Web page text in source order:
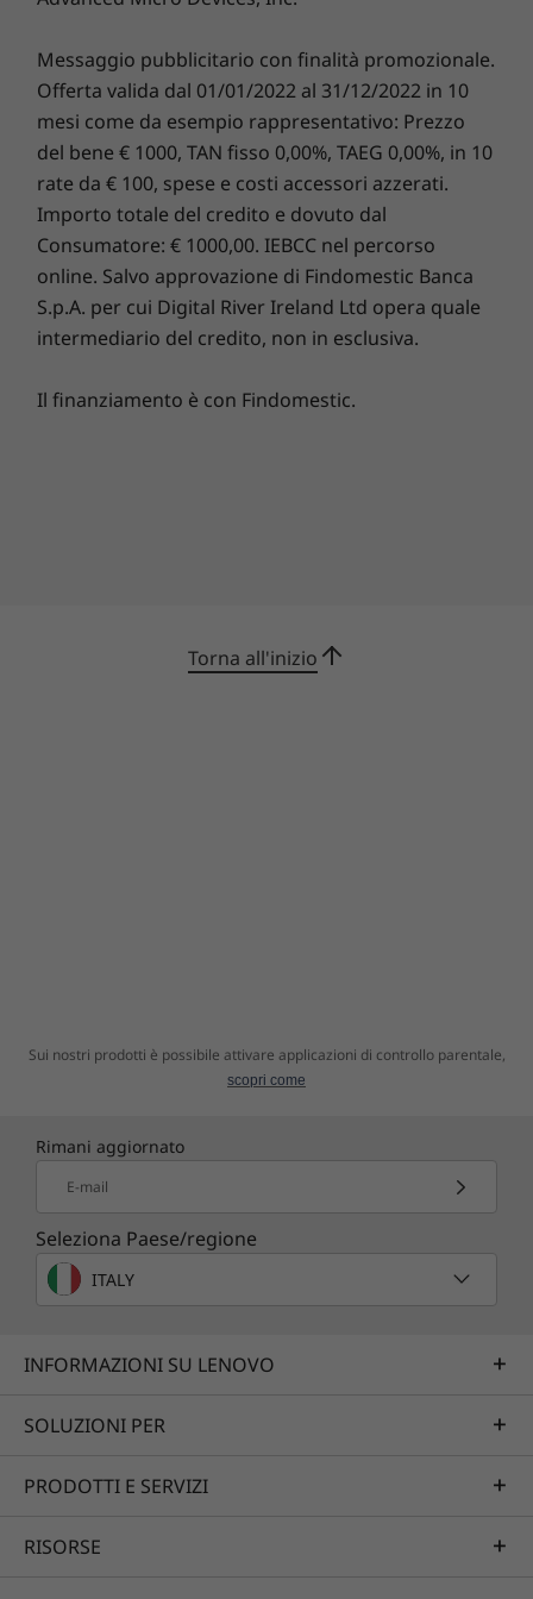
Protect your fleet
Using hardware-based Trusted Platform
Module (TPM) 2.0, ThinkSmart Manager allows
your IT personnel to protect each device with
Lenovo Secure Authentication. They can
elevate security with BIOS/SVP change
management, proactively remove blockers,
and prevent unwanted access to a device with
remote blocking of USB ports and USB Boot
will ensure your IT group remains efficient.
*Please contact your Lenovo Sales Representative for full
*Units shipped to certain countries need to install client
Manager.
Messaggio pubblicitario con finalità promozionale.
Offerta valida dal 01/01/2022 al 31/12/2022 in 10
mesi come da esempio rappresentativo: Prezzo
del bene € 1000, TAN fisso 0,00%, TAEG 0,00%, in 10
rate da € 100, spese e costi accessori azzerati.
Importo totale del credito e dovuto dal
Consumatore: € 1000,00. IEBCC nel percorso
online. Salvo approvazione di Findomestic Banca
S.p.A. per cui Digital River Ireland Ltd opera quale
intermediario del credito, non in esclusiva.
Il finanziamento è con Findomestic.
Torna all'inizio
Sui nostri prodotti è possibile attivare applicazioni di controllo parentale,
scopri come
Rimani aggiornato
E-mail
Seleziona Paese/regione
ITALY
INFORMAZIONI SU LENOVO
SOLUZIONI PER
PRODOTTI E SERVIZI
RISORSE